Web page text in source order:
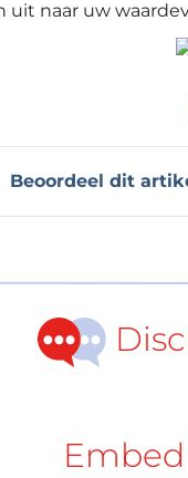
uit naar uw
Beoordeel dit